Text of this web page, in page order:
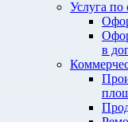
Услуга
в